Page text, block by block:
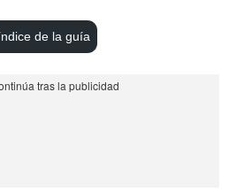
de la guía